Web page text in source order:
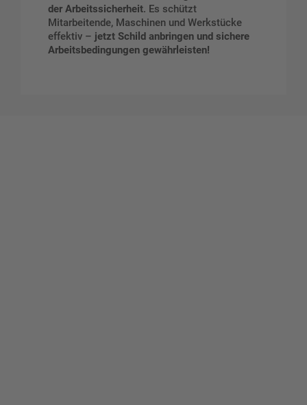
der Arbeitssicherheit. Es schützt
Mitarbeitende, Maschinen und Werkstücke
effektiv – jetzt Schild anbringen und sichere
Arbeitsbedingungen gewährleisten!